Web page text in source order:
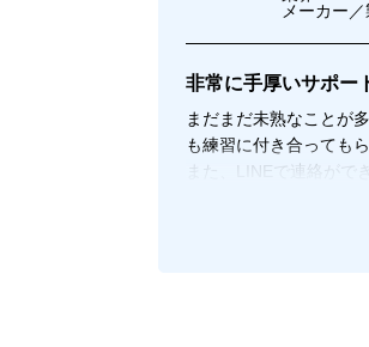
メーカー
非常に手厚いサポー
まだまだ未熟なことが
も練習に付き合っても
また、LINEで連絡が
分析をしてもらえたこ
悩みを共有できたりも